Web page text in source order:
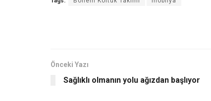
ce
k
st ail ar
Önceki Yazı
Sağlıklı olmanın yolu ağızdan başlıyor